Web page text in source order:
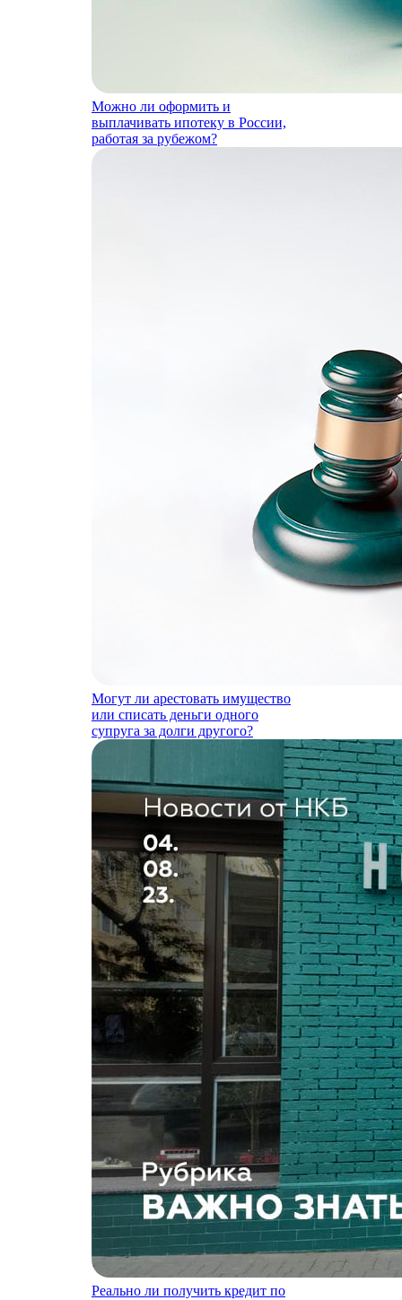
Можно ли оформить и
выплачивать ипотеку в России,
работая за рубежом?
Могут ли арестовать имущество
или списать деньги одного
супруга за долги другого?
Реально ли получить кредит по